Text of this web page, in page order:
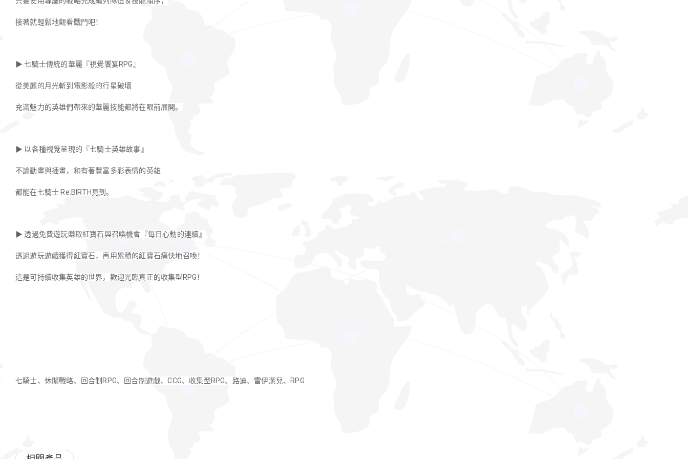
接著就輕鬆地觀看戰鬥吧！
▶ 七騎士傳統的華麗『視覺饗宴RPG』
從美麗的月光斬到電影般的行星破壞
充滿魅力的英雄們帶來的華麗技能都將在眼前展開。
▶ 以各種視覺呈現的『七騎士英雄故事』
不論動畫與插畫，和有著豐富多彩表情的英雄
都能在七騎士 Re:BIRTH見到。
▶ 透過免費遊玩賺取紅寶石與召喚機會『每日心動的連續』
透過遊玩遊戲獲得紅寶石，再用累積的紅寶石痛快地召喚！
這是可持續收集英雄的世界，歡迎光臨真正的收集型RPG！
七騎士、休閒戰略、回合制RPG、回合制遊戲、CCG、收集型RPG、路迪、雷伊潔兒、RPG